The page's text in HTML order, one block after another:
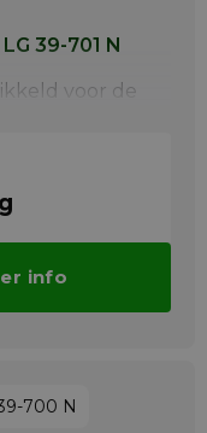
39-701 N
voor de
en
maritieme
vereisen,
info